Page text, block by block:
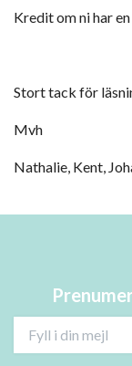
Kredit om ni har
Stort tack för
Mvh
Nathalie, Kent,